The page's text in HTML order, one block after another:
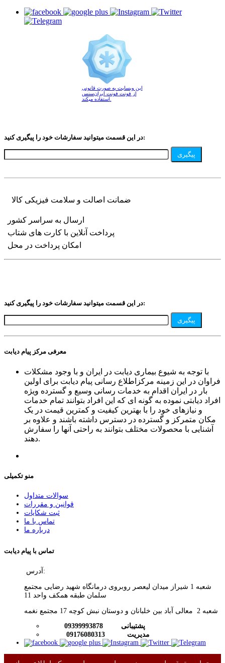
این وبسایت به صورت قانونی
از فونت فونت ایران‌سنس
در این قسمت میتوانید سفارشات خود را پیگیری کنید:
پیگیری
ضمانت اصالت و سلامت فیزیکی کالا
ارسال به سراسر کشور
پرداخت آنلاین با کارت های شتاب
امکان پرداخت در محل
در این قسمت میتوانید سفارشات خود را پیگیری کنید:
پیگیری
با توجه به شیوع بیماری دیابت در ایران و با وجود مشکلات
فراوان در این زمینه مرکزاطلاع رسانی پیام دیابت برای اولین
بار در ایران اقدام به خدمات رسانی وسیع و گسترده ویژه
افراد دیابتی نموده به گونه ای که این افراد بتوانند تمام خدمات
و نیازهای خود را با بهترین کیفیت و کمترین قیمت در یک
مکان متمرکز و گسترده در دسترس داشته باشند و علاوه بر
آشنایی با محصولات مختلف بتوانند به راحتی آنها را سفارش
دهند.
منو تکمیلی
سوالات متداول
قوانین و مقررات
ثبت شکایات
تماس با ما
درباره ما
تماس با پیام دیابت
آدرس:
شعبه 1 شیراز میدان لیعصر روبروی درمانگاه شهید رضایی مجتمع
سلمان طبقه همکف واحد 11
شعبه 2 معالی آباد بین خلبانان و دوستان نبش کوچه 17 مجتمع نغمه
پشتیبانی 09399993878
09176080313 مدیریت